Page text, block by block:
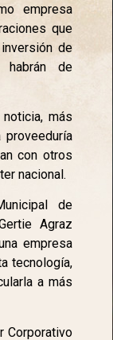
empresa
que
de
de
más
proveeduría
con otros
nacional.
de
Agraz
empresa
tecnología,
a más
Corporativo